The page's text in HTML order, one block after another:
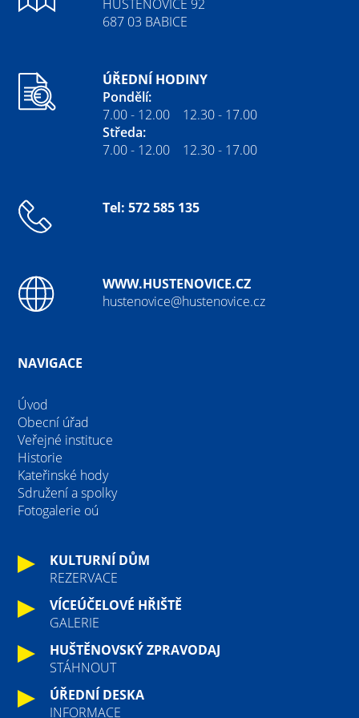
HUŠTĚNOVICE 92
687 03 BABICE
ÚŘEDNÍ HODINY
Pondělí:
7.00 - 12.00 12.30 - 17.00
Středa:
7.00 - 12.00 12.30 - 17.00
Tel: 572 585 135
WWW.HUSTENOVICE.CZ
hustenovice@hustenovice.cz
NAVIGACE
Úvod
Obecní úřad
Veřejné instituce
Historie
Kateřinské hody
Sdružení a spolky
Fotogalerie oú
KULTURNÍ DŮM
REZERVACE
VÍCEÚČELOVÉ HŘIŠTĚ
GALERIE
HUŠTĚNOVSKÝ ZPRAVODAJ
STÁHNOUT
ÚŘEDNÍ DESKA
INFORMACE